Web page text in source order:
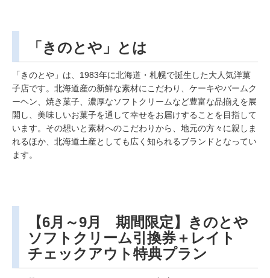
「きのとや」とは
「きのとや」は、1983年に北海道・札幌で誕生した大人気洋菓
子店です。北海道産の新鮮な素材にこだわり、ケーキやバームク
ーヘン、焼き菓子、濃厚なソフトクリームなど豊富な品揃えを展
開し、美味しいお菓子を通して幸せをお届けすることを目指して
います。その想いと素材へのこだわりから、地元の方々に親しま
れるほか、北海道土産としても広く知られるブランドとなってい
ます。
【6月～9月 期間限定】きのとや
ソフトクリーム引換券＋レイト
チェックアウト特典プラン